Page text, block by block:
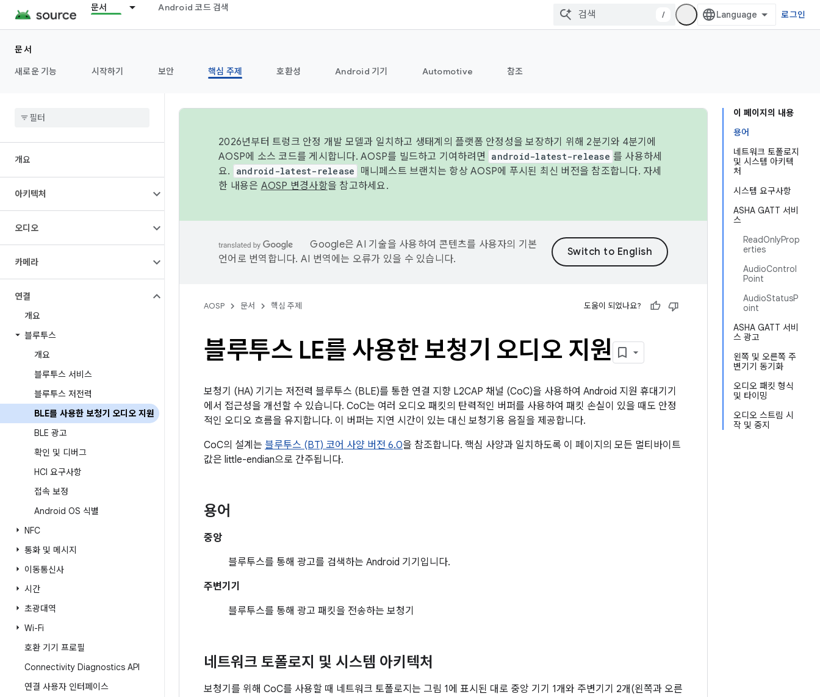
문서 Android 코드 검색
/ 로그인
문서
새로운 기능
시작하기 보안 핵심 주제 호환성 Android 기기 Automotive 참조
개요
아키텍처
오디오
카메라
연결
개요
블루투스
개요
블루투스 서비스
블루투스 저전력
BLE를 사용한 보청기 오디오 지원
BLE 광고
확인 및 디버그
HCI 요구사항
접속 보정
Android OS 식별
NFC
통화 및 메시지
이동통신사
시간
초광대역
Wi-Fi
호환 기기 프로필
Connectivity Diagnostics API
연결 사용자 인터페이스
이 페이지의 내용
용어
네트워크 토폴로지
및 시스템 아키텍
처
시스템 요구사항
ASHA GATT 서비
스
ReadOnlyProp
erties
AudioControl
Point
AudioStatusP
oint
ASHA GATT 서비
스 광고
왼쪽 및 오른쪽 주
변기기 동기화
오디오 패킷 형식
및 타이밍
오디오 스트림 시
작 및 중지
2026년부터 트렁크 안정 개발 모델과 일치하고 생태계의 플랫폼 안정성을 보장하기 위해 2분기와 4분기에
AOSP에 소스 코드를 게시합니다. AOSP를 빌드하고 기여하려면
android-latest-release 를 사용하세
요.
android-latest-release
매니페스트 브랜치는 항상 AOSP에 푸시된 최신 버전을 참조합니다. 자세
한 내용은 AOSP 변경사항을 참고하세요.
Google은 AI 기술을 사용하여 콘텐츠를 사용자의 기본
언어로 번역합니다. AI 번역에는 오류가 있을 수 있습니다.
AOSP 문서 핵심 주제 도움이 되었나요?
블루투스 LE를 사용한 보청기 오디오 지원
보청기 (HA) 기기는 저전력 블루투스 (BLE)를 통한 연결 지향 L2CAP 채널 (CoC)을 사용하여 Android 지원 휴대기기
에서 접근성을 개선할 수 있습니다. CoC는 여러 오디오 패킷의 탄력적인 버퍼를 사용하여 패킷 손실이 있을 때도 안정
적인 오디오 흐름을 유지합니다. 이 버퍼는 지연 시간이 있는 대신 보청기용 음질을 제공합니다.
CoC의 설계는 블루투스 (BT) 코어 사양 버전 6.0을 참조합니다. 핵심 사양과 일치하도록 이 페이지의 모든 멀티바이트
값은 little-endian으로 간주됩니다.
용어
중앙
블루투스를 통해 광고를 검색하는 Android 기기입니다.
주변기기
블루투스를 통해 광고 패킷을 전송하는 보청기
네트워크 토폴로지 및 시스템 아키텍처
보청기를 위해 CoC를 사용할 때 네트워크 토폴로지는 그림 1에 표시된 대로 중앙 기기 1개와 주변기기 2개(왼쪽과 오른